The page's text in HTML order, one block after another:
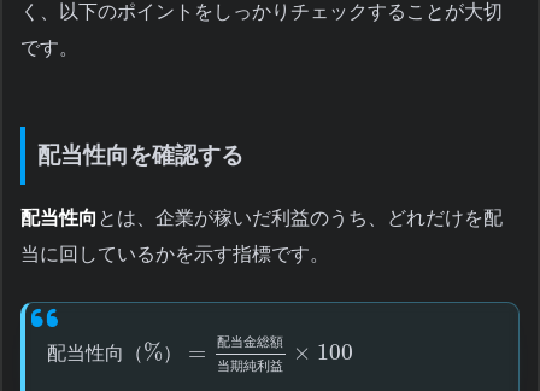
く、以下のポイントをしっかりチェックすることが大切
です。
配当性向を確認する
配当性向 とは、企業が稼いだ利益のうち、どれだけを配
当に回しているかを示す指標です。
配当性向 （%） = 配当金総額
当期純利益
× 100